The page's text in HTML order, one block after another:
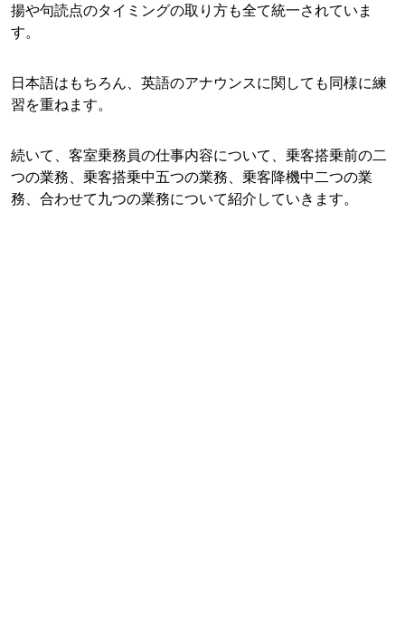
揚や句読点のタイミングの取り方も全て統一されていま
す。
日本語はもちろん、英語のアナウンスに関しても同様に練
習を重ねます。
続いて、客室乗務員の仕事内容について、乗客搭乗前の二
つの業務、乗客搭乗中五つの業務、乗客降機中二つの業
務、合わせて九つの業務について紹介していきます。